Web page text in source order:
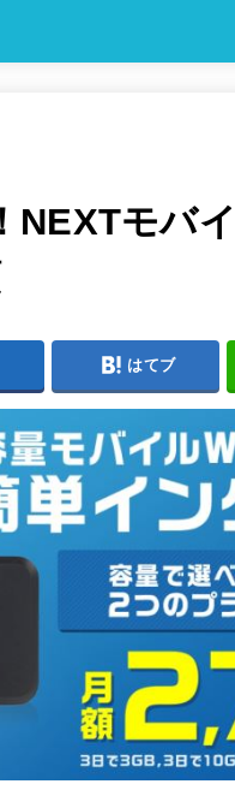
NEXTモバ
はてブ